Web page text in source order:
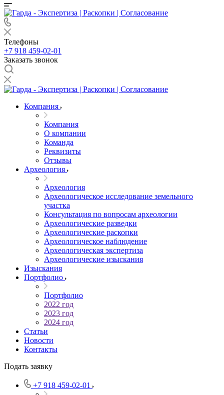
Телефоны
+7 918 459-02-01
Заказать звонок
Компания
Компания
О компании
Команда
Реквизиты
Отзывы
Археология
Археология
Археологическое исследование земельного
участка
Консультация по вопросам археологии
Археологические разведки
Археологические раскопки
Археологическое наблюдение
Археологическая экспертиза
Археологические изыскания
Изыскания
Портфолио
Портфолио
2022 год
2023 год
2024 год
Статьи
Новости
Контакты
Подать заявку
+7 918 459-02-01